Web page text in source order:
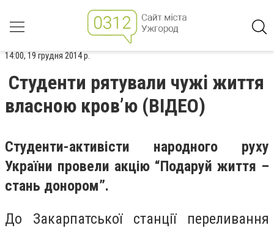
14:00, 19 грудня 2014 р.
Студенти рятували чужі життя
власною кров’ю (ВІДЕО)
Студенти-активісти народного руху
України провели акцію “Подаруй життя –
стань донором”.
До Закарпатської станції переливання